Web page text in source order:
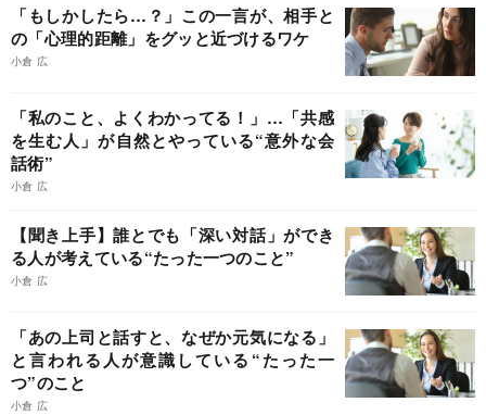
「もしかしたら…？」この一言が、相手と
の「心理的距離」をグッと近づけるワケ
小倉 広
「私のこと、よくわかってる！」…「共感
を生む人」が自然とやっている“意外な会
話術”
小倉 広
【聞き上手】誰とでも「深い対話」ができ
る人が考えている“たった一つのこと”
小倉 広
「あの上司と話すと、なぜか元気になる」
と言われる人が意識している“たった一
つ”のこと
小倉 広